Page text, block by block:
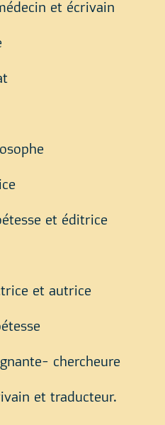
et écrivain
et éditrice
et autrice
chercheure
et traducteur.